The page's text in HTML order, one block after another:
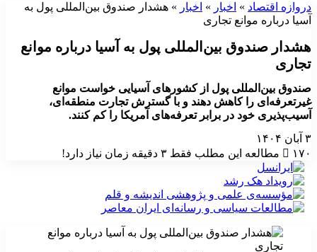
دروازه اقتصاد » اخبار » اخبار » هشدار صندوق بین‌المللی پول به
آسیا درباره موانع تجاری
هشدار صندوق بین‌المللی پول به آسیا درباره موانع
تجاری
صندوق بین‌المللی پول از کشورهای آسیایی خواست موانع
غیرتعرفه‌ای را کاهش دهند و با گسترش تجارت منطقه‌ای،
آسیب‌پذیری خود در برابر تعرفه‌های آمریکا را کم کنند.
۳ آبان ۱۴۰۴
۱۷۰
مطالعه این مطلب فقط ۳ دقیقه زمان نیاز دارد!